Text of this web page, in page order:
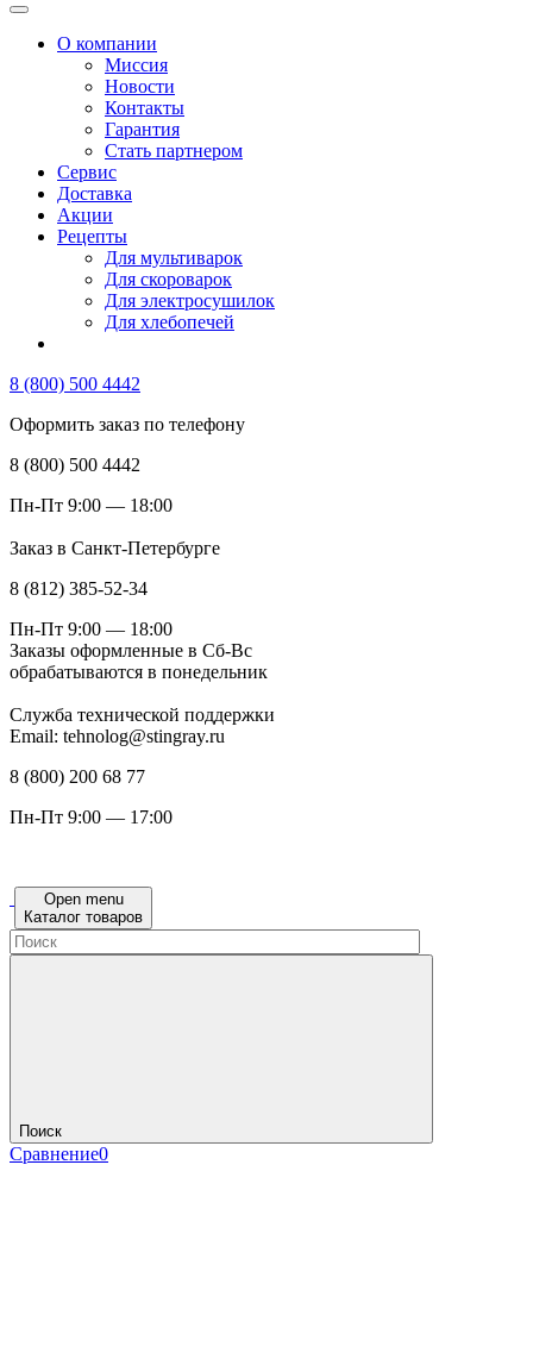
О компании
Миссия
Новости
Контакты
Гарантия
Стать партнером
Сервис
Доставка
Акции
Рецепты
Для мультиварок
Для скороварок
Для электросушилок
Для хлебопечей
8 (800) 500 4442
Оформить заказ по телефону
8 (800) 500 4442
Пн-Пт 9:00 — 18:00
Заказ в Санкт-Петербурге
8 (812) 385-52-34
Пн-Пт 9:00 — 18:00
Заказы оформленные в Сб-Вс
обрабатываются в понедельник
Служба технической поддержки
Email: tehnolog@stingray.ru
8 (800) 200 68 77
Пн-Пт 9:00 — 17:00
Open menu
Каталог товаров
Поиск
Сравнение0